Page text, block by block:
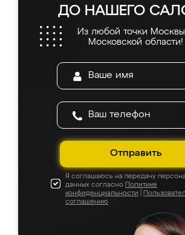
ДО НАШЕГО
Из любой точки
Московской области!
Отправить
Я соглашаюсь на передачу
данных согласно Политике
конфиденциальности
соглашению